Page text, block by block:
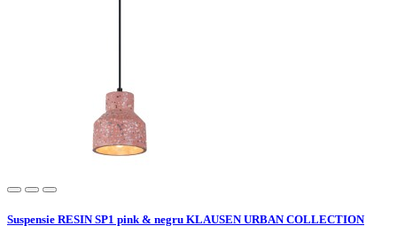
Suspensie RESIN SP1 pink & negru KLAUSEN URBAN COLLECTION